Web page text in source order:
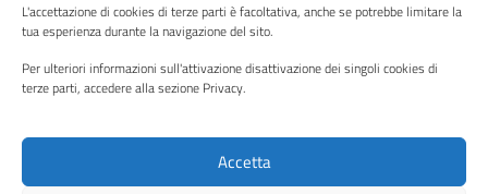
L'accettazione di cookies di terze parti è facoltativa, anche se potrebbe limitare la
tua esperienza durante la navigazione del sito.
Per ulteriori informazioni sull'attivazione disattivazione dei singoli cookies di
terze parti, accedere alla sezione Privacy.
Accetta
Piano di miglioramento del sito
Instagram